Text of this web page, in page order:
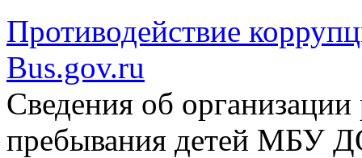
Противодействие
Bus.gov.ru
Сведения об
пребывания детей